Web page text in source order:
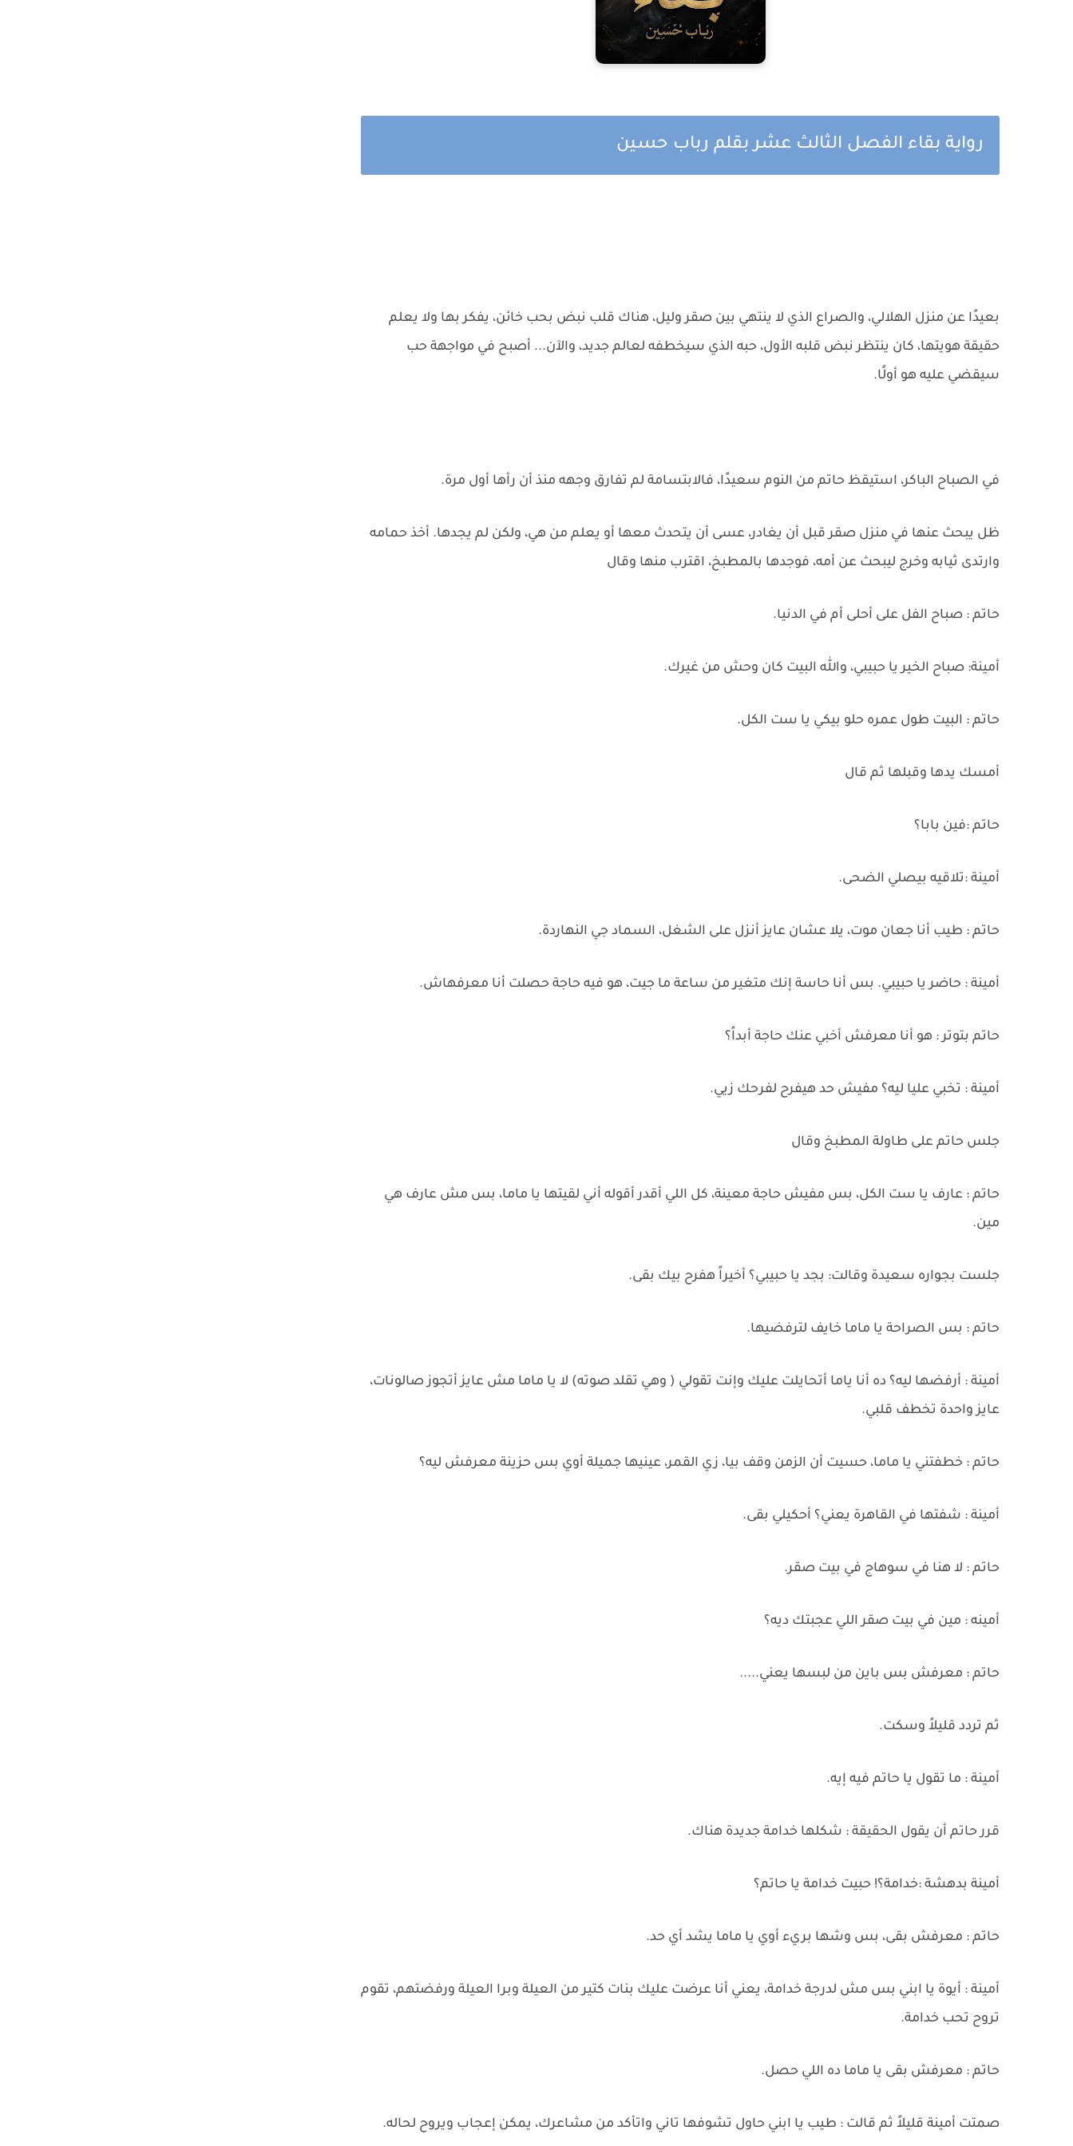
رواية بقاء الفصل الثالث عشر بقلم رباب حسين
بعيدًا عن منزل الهلالي، والصراع الذي لا ينتهي بين صقر وليل، هناك قلب نبض بحب خائن، يفكر بها ولا يعلم
حقيقة هويتها، كان ينتظر نبض قلبه الأول، حبه الذي سيخطفه لعالم جديد، والآن... أصبح في مواجهة حب
سيقضي عليه هو أولًا.
في الصباح الباكر، استيقظ حاتم من النوم سعيدًا، فالابتسامة لم تفارق وجهه منذ أن رأها أول مرة.
ظل يبحث عنها في منزل صقر قبل أن يغادر، عسى أن يتحدث معها أو يعلم من هي، ولكن لم يجدها. أخذ حمامه
وارتدى ثيابه وخرج ليبحث عن أمه، فوجدها بالمطبخ، اقترب منها وقال
حاتم : صباح الفل على أحلى أم في الدنيا.
أمينة: صباح الخير يا حبيبي، والله البيت كان وحش من غيرك.
حاتم : البيت طول عمره حلو بيكي يا ست الكل.
أمسك يدها وقبلها ثم قال
حاتم :فين بابا؟
أمينة :تلاقيه بيصلي الضحى.
حاتم : طيب أنا جعان موت، يلا عشان عايز أنزل على الشغل، السماد جي النهاردة.
أمينة : حاضر يا حبيبي. بس أنا حاسة إنك متغير من ساعة ما جيت، هو فيه حاجة حصلت أنا معرفهاش.
حاتم بتوتر : هو أنا معرفش أخبي عنك حاجة أبداً؟
أمينة : تخبي عليا ليه؟ مفيش حد هيفرح لفرحك زيي.
جلس حاتم على طاولة المطبخ وقال
حاتم : عارف يا ست الكل، بس مفيش حاجة معينة، كل اللي أقدر أقوله أني لقيتها يا ماما، بس مش عارف هي
مين.
جلست بجواره سعيدة وقالت: بجد يا حبيبي؟ أخيراً هفرح بيك بقى.
حاتم : بس الصراحة يا ماما خايف لترفضيها.
أمينة : أرفضها ليه؟ ده أنا ياما أتحايلت عليك وإنت تقولي ( وهي تقلد صوته) لا يا ماما مش عايز أتجوز صالونات،
عايز واحدة تخطف قلبي.
حاتم : خطفتني يا ماما، حسيت أن الزمن وقف بيا، زي القمر، عينيها جميلة أوي بس حزينة معرفش ليه؟
أمينة : شفتها في القاهرة يعني؟ أحكيلي بقى.
حاتم : لا هنا في سوهاج في بيت صقر.
أمينه : مين في بيت صقر اللي عجبتك ديه؟
حاتم : معرفش بس باين من لبسها يعني.....
ثم تردد قليلاً وسكت.
أمينة : ما تقول يا حاتم فيه إيه.
قرر حاتم أن يقول الحقيقة : شكلها خدامة جديدة هناك.
أمينة بدهشة :خدامة؟! حبيت خدامة يا حاتم؟
حاتم : معرفش بقى، بس وشها بريء أوي يا ماما يشد أي حد.
أمينة : أيوة يا ابني بس مش لدرجة خدامة، يعني أنا عرضت عليك بنات كتير من العيلة وبرا العيلة ورفضتهم، تقوم
تروح تحب خدامة.
حاتم : معرفش بقى يا ماما ده اللي حصل.
صمتت أمينة قليلاً ثم قالت : طيب يا ابني حاول تشوفها تاني واتأكد من مشاعرك، يمكن إعجاب ويروح لحاله.